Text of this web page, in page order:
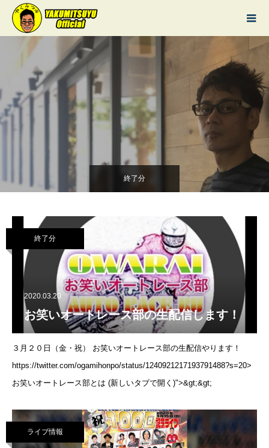
終了分
終了分
2020.03.20
お笑いオートレース部の生配信します！
３月２０日（金・祝） お笑いオートレース部の生配信やります！
https://twitter.com/ogamihonpo/status/1240921217193791488?s=20>
お笑いオートレース部とは (新しいタブで開く)">&gt;&gt;
ライブ情報